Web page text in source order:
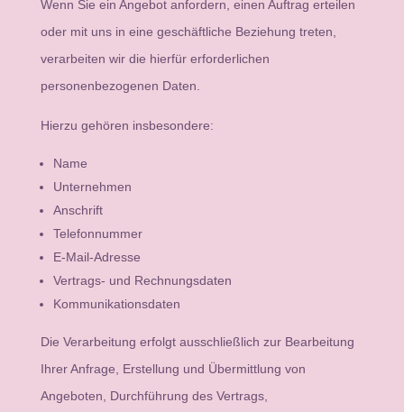
Wenn Sie ein Angebot anfordern, einen Auftrag erteilen
oder mit uns in eine geschäftliche Beziehung treten,
verarbeiten wir die hierfür erforderlichen
personenbezogenen Daten.
Hierzu gehören insbesondere:
Name
Unternehmen
Anschrift
Telefonnummer
E-Mail-Adresse
Vertrags- und Rechnungsdaten
Kommunikationsdaten
Die Verarbeitung erfolgt ausschließlich zur Bearbeitung
Ihrer Anfrage, Erstellung und Übermittlung von
Angeboten, Durchführung des Vertrags,